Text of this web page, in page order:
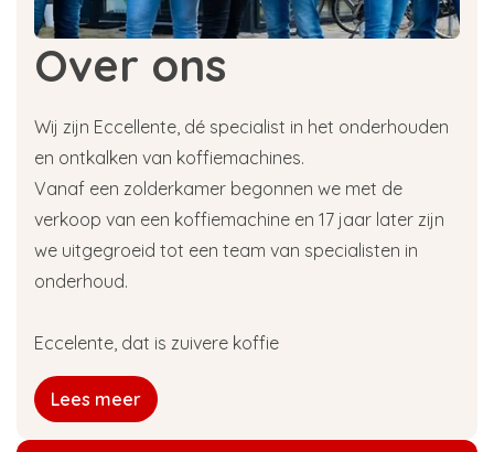
Over ons
Wij zijn Eccellente, dé specialist in het onderhouden
en ontkalken van koffiemachines.
Vanaf een zolderkamer begonnen we met de
verkoop van een koffiemachine en 17 jaar later zijn
we uitgegroeid tot een team van specialisten in
onderhoud.
Eccelente, dat is zuivere koffie
Lees meer